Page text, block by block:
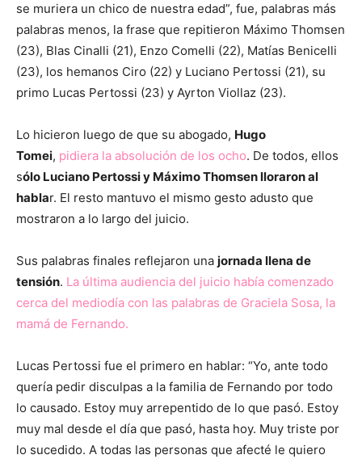
se muriera un chico de nuestra edad”, fue, palabras más
palabras menos, la frase que repitieron Máximo Thomsen
(23), Blas Cinalli (21), Enzo Comelli (22), Matías Benicelli
(23), los hemanos Ciro (22) y Luciano Pertossi (21), su
primo Lucas Pertossi (23) y Ayrton Viollaz (23).
Lo hicieron luego de que su abogado, Hugo
Tomei, pidiera la absolución de los ocho. De todos, ellos
sólo Luciano Pertossi y Máximo Thomsen lloraron al
hablar. El resto mantuvo el mismo gesto adusto que
mostraron a lo largo del juicio.
Sus palabras finales reflejaron una jornada llena de
tensión. La última audiencia del juicio había comenzado
cerca del mediodía con las palabras de Graciela Sosa, la
mamá de Fernando.
Lucas Pertossi fue el primero en hablar: “Yo, ante todo
quería pedir disculpas a la familia de Fernando por todo
lo causado. Estoy muy arrepentido de lo que pasó. Estoy
muy mal desde el día que pasó, hasta hoy. Muy triste por
lo sucedido. A todas las personas que afecté le quiero